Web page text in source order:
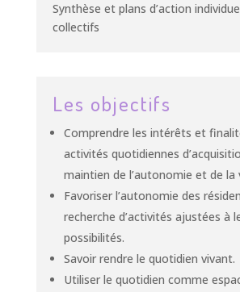
Synthèse et plans d’action
collectifs
Les objectifs
Comprendre les intérêts et
activités quotidiennes
maintien de l’autonomie et de la
Favoriser l’autonomie des
recherche d’activités ajustées à
possibilités.
Savoir rendre le quotidien vivant.
Utiliser le quotidien comme